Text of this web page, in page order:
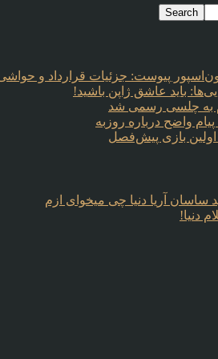
پیوست: جزئیات قرارداد و حواشی
باید عاشق ژاپن باشید!
به چلسی رسمی شد
واضح درباره روزبه
بازی پیش‌فصل
ساسان آریا دنیا چی میخوای ازم
دنیا!